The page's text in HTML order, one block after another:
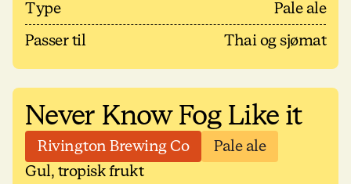
Type
Pale ale
Passer til
Thai og sjømat
Never Know Fog Like it
Rivington Brewing Co
Pale ale
Gul, tropisk frukt